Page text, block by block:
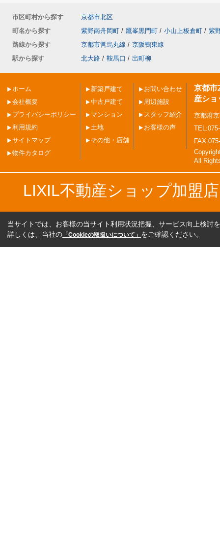
市区町村から探す
京都市北区
町名から探す
紫野南舟岡町 / 鷹峯黒門町 / 小山上板倉町 / 紫
路線から探す
京都市営烏丸線 / 京阪鴨東線
駅から探す
北大路 / 鞍馬口 / 出町柳
ホーム
会社概要
プライバシーポリシー
利用規約
サイトマップ
物件カタログ
新築戸建て
中古戸建て
マンション
土地
その他・店舗
お問い合わせ
周辺施設
スタッフ紹介
お客様の声
京都市
産ショ
京都府
All
LIXIL不動産ショップ加盟
当サイトでは、お客様の当サイト利用状況把握、サービス向上検討
詳しくは、当社の 「Cookieの取扱いについて」 をご確認ください。